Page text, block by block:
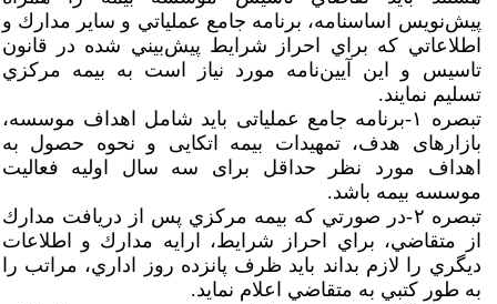
پيش‌نويس اساسنامه، برنامه جامع عملياتي و ساير مدارك و
اطلاعاتي كه براي احراز شرايط پيش‌بيني شده در قانون
تاسيس و اين آيين‌نامه مورد نياز است به بيمه مركزي
تسليم نمايند.
تبصره ۱-برنامه جامع عملیاتی باید شامل اهداف موسسه،
بازارهای هدف، تمهیدات بیمه اتکایی و نحوه حصول به
اهداف مورد نظر حداقل برای سه سال اولیه فعالیت
موسسه بیمه باشد.
تبصره ۲-در صورتي كه بيمه مركزي پس از دريافت مدارك
از متقاضي، براي احراز شرايط، ارایه مدارك و اطلاعات
ديگري را لازم بداند بايد ظرف پانزده روز اداري، مراتب را
به طور كتبي به متقاضي اعلام نمايد.